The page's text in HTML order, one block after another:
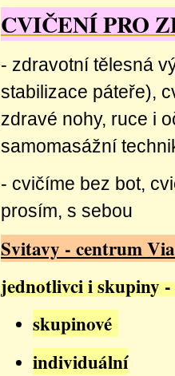
CVIČENÍ PRO
- zdravotní tělesná
stabilizace páteře),
zdravé nohy, ruce i
samomasážní
- cvičíme bez bot,
prosím, s sebou
Svitavy - centrum Via
jednotlivci i skupiny
skupinové
individuální